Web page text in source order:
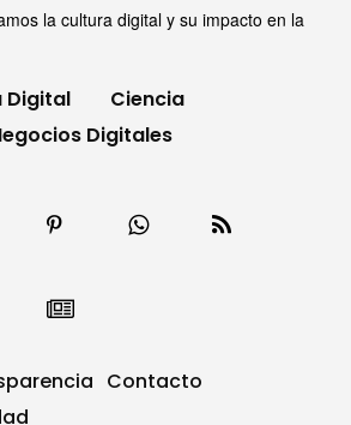
la cultura digital y su impacto en la
Digital
Ciencia
Digitales
Contacto